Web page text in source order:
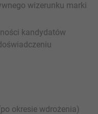
wizerunku marki
kandydatów
okresie wdrożenia)